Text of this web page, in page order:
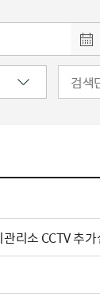
리소 CCTV 추